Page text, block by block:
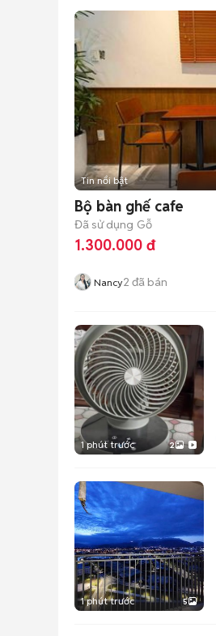
Tin nổi bật
Bộ bàn ghế cafe
Đã sử dụng Gỗ
1.300.000 đ
Nancy2 đã bán
1 phút trước 2
1 phút trước 5